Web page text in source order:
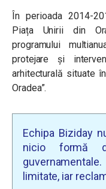
În perioada 2014-
Piața Unirii din
programului
protejare și
arhitecturală situate
Oradea”.
Echipa Biziday
nicio formă
limitate, iar